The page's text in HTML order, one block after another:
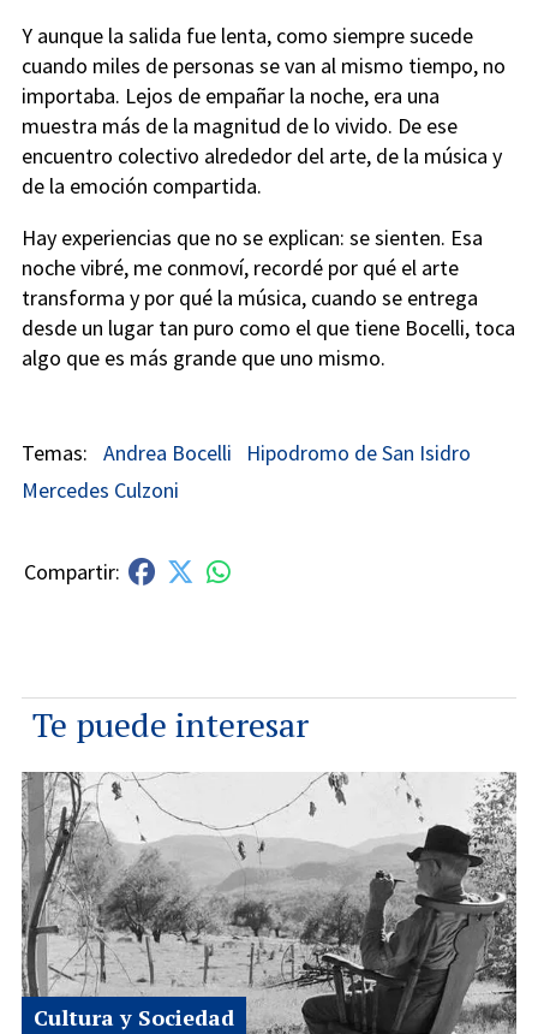
Y aunque la salida fue lenta, como siempre sucede
cuando miles de personas se van al mismo tiempo, no
importaba. Lejos de empañar la noche, era una
muestra más de la magnitud de lo vivido. De ese
encuentro colectivo alrededor del arte, de la música y
de la emoción compartida.
Hay experiencias que no se explican: se sienten. Esa
noche vibré, me conmoví, recordé por qué el arte
transforma y por qué la música, cuando se entrega
desde un lugar tan puro como el que tiene Bocelli, toca
algo que es más grande que uno mismo.
Andrea Bocelli
Hipodromo de San Isidro
Mercedes Culzoni
Te puede interesar
Cultura y Sociedad